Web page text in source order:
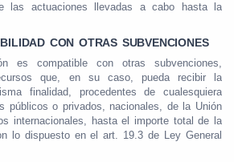
las actuaciones llevadas a cabo hasta la
CON OTRAS SUBVENCIONES
es compatible con otras subvenciones,
que, en su caso, pueda recibir la
finalidad, procedentes de cualesquiera
públicos o privados, nacionales, de la Unión
internacionales, hasta el importe total de la
lo dispuesto en el art. 19.3 de Ley General